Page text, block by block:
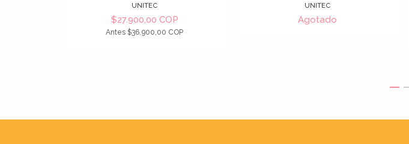
UNITEC
$27.900,00 COP
Antes$36.900,00 COP
UNITEC
Agotado